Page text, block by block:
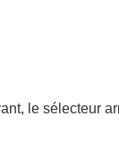
le sélecteur